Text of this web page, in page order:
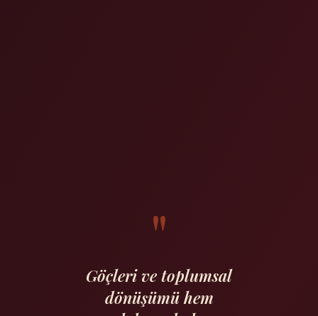
"
Göçleri ve toplumsal
dönüşümü hem